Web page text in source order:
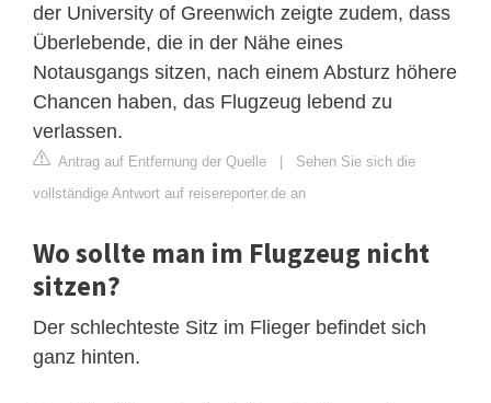
der University of Greenwich zeigte zudem, dass
Überlebende, die in der Nähe eines
Notausgangs sitzen, nach einem Absturz höhere
Chancen haben, das Flugzeug lebend zu
verlassen.
Antrag auf Entfernung der Quelle | Sehen Sie sich die
vollständige Antwort auf reisereporter.de an
Wo sollte man im Flugzeug nicht
sitzen?
Der schlechteste Sitz im Flieger befindet sich
ganz hinten.